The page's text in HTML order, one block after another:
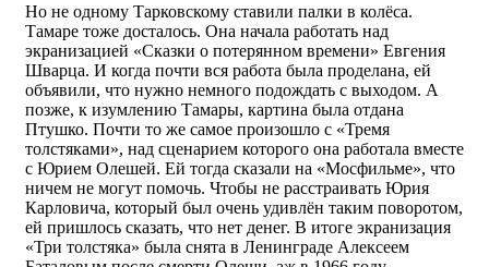
Но не одному Тарковскому ставили палки в колёса.
Тамаре тоже досталось. Она начала работать над
экранизацией «Сказки о потерянном времени» Евгения
Шварца. И когда почти вся работа была проделана, ей
объявили, что нужно немного подождать с выходом. А
позже, к изумлению Тамары, картина была отдана
Птушко. Почти то же самое произошло с «Тремя
толстяками», над сценарием которого она работала вместе
с Юрием Олешей. Ей тогда сказали на «Мосфильме», что
ничем не могут помочь. Чтобы не расстраивать Юрия
Карловича, который был очень удивлён таким поворотом,
ей пришлось сказать, что нет денег. В итоге экранизация
«Три толстяка» была снята в Ленинграде Алексеем